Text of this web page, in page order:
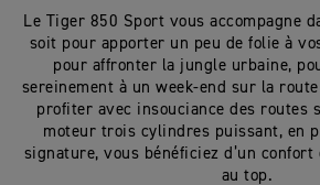
Le Tiger 850 Sport vous accompagne
soit pour apporter un peu de folie à
pour affronter la jungle urbaine,
sereinement à un week-end sur la
profiter avec insouciance des routes
moteur trois cylindres puissant, en
signature, vous bénéficiez d’un confort
au top.